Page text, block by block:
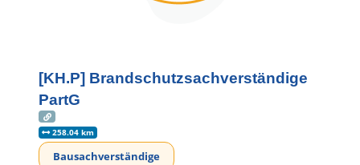
[KH.P] Brandschutzsachverständige
PartG
258.04 km
Bausachverständige